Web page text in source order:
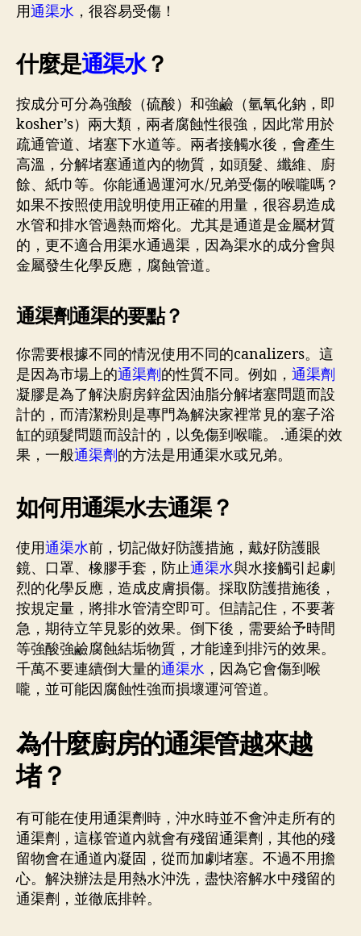
用通渠水 ，很容易受傷！
什麼是通渠水？
按成分可分為強酸（硫酸）和強鹼（氫氧化鈉，即
kosher’s）兩大類，兩者腐蝕性很強，因此常用於
疏通管道、堵塞下水道等。兩者接觸水後，會產生
高溫，分解堵塞通道內的物質，如頭髮、纖維、廚
餘、紙巾等。你能通過運河水/兄弟受傷的喉嚨嗎？
如果不按照使用說明使用正確的用量，很容易造成
水管和排水管過熱而熔化。尤其是通道是金屬材質
的，更不適合用渠水通過渠，因為渠水的成分會與
金屬發生化學反應，腐蝕管道。
通渠劑通渠的要點？
你需要根據不同的情況使用不同的canalizers。這
是因為市場上的通渠劑的性質不同。例如， 通渠劑
凝膠是為了解決廚房鋅盆因油脂分解堵塞問題而設
計的，而清潔粉則是專門為解決家裡常見的塞子浴
缸的頭髮問題而設計的，以免傷到喉嚨。 .通渠的效
果，一般通渠劑的方法是用通渠水或兄弟。
如何用通渠水去通渠？
使用通渠水前，切記做好防護措施，戴好防護眼
鏡、口罩、橡膠手套，防止通渠水與水接觸引起劇
烈的化學反應，造成皮膚損傷。採取防護措施後，
按規定量，將排水管清空即可。但請記住，不要著
急，期待立竿見影的效果。倒下後，需要給予時間
等強酸強鹼腐蝕結垢物質，才能達到排污的效果。
千萬不要連續倒大量的通渠水 ，因為它會傷到喉
嚨，並可能因腐蝕性強而損壞運河管道。
為什麼廚房的通渠管越來越
堵？
有可能在使用通渠劑時，沖水時並不會沖走所有的
通渠劑，這樣管道內就會有殘留通渠劑，其他的殘
留物會在通道內凝固，從而加劇堵塞。不過不用擔
心。解決辦法是用熱水沖洗，盡快溶解水中殘留的
通渠劑，並徹底排幹。